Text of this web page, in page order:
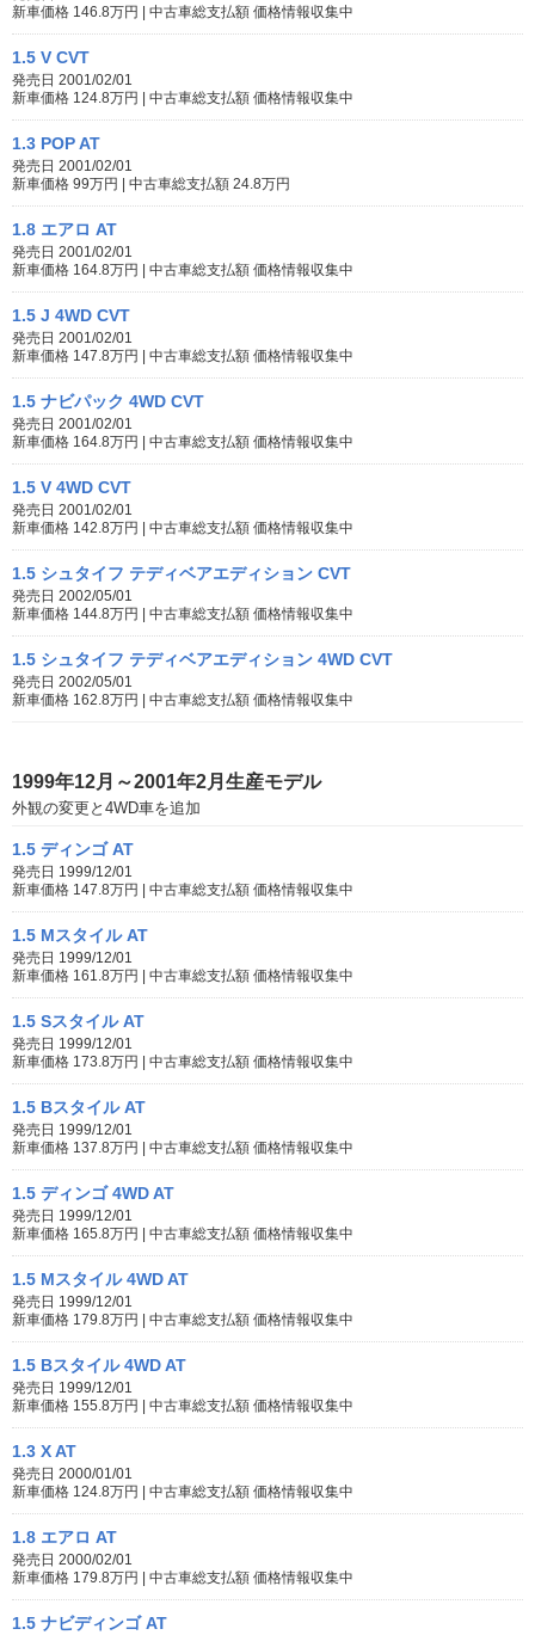
新車価格 146.8万円 | 中古車総支払額 価格情報収集中
1.5 V CVT
発売日 2001/02/01
新車価格 124.8万円 | 中古車総支払額 価格情報収集中
1.3 POP AT
発売日 2001/02/01
新車価格 99万円 | 中古車総支払額 24.8万円
1.8 エアロ AT
発売日 2001/02/01
新車価格 164.8万円 | 中古車総支払額 価格情報収集中
1.5 J 4WD CVT
発売日 2001/02/01
新車価格 147.8万円 | 中古車総支払額 価格情報収集中
1.5 ナビパック 4WD CVT
発売日 2001/02/01
新車価格 164.8万円 | 中古車総支払額 価格情報収集中
1.5 V 4WD CVT
発売日 2001/02/01
新車価格 142.8万円 | 中古車総支払額 価格情報収集中
1.5 シュタイフ テディベアエディション CVT
発売日 2002/05/01
新車価格 144.8万円 | 中古車総支払額 価格情報収集中
1.5 シュタイフ テディベアエディション 4WD CVT
発売日 2002/05/01
新車価格 162.8万円 | 中古車総支払額 価格情報収集中
1999年12月～2001年2月生産モデル
外観の変更と4WD車を追加
1.5 ディンゴ AT
発売日 1999/12/01
新車価格 147.8万円 | 中古車総支払額 価格情報収集中
1.5 Mスタイル AT
発売日 1999/12/01
新車価格 161.8万円 | 中古車総支払額 価格情報収集中
1.5 Sスタイル AT
発売日 1999/12/01
新車価格 173.8万円 | 中古車総支払額 価格情報収集中
1.5 Bスタイル AT
発売日 1999/12/01
新車価格 137.8万円 | 中古車総支払額 価格情報収集中
1.5 ディンゴ 4WD AT
発売日 1999/12/01
新車価格 165.8万円 | 中古車総支払額 価格情報収集中
1.5 Mスタイル 4WD AT
発売日 1999/12/01
新車価格 179.8万円 | 中古車総支払額 価格情報収集中
1.5 Bスタイル 4WD AT
発売日 1999/12/01
新車価格 155.8万円 | 中古車総支払額 価格情報収集中
1.3 X AT
発売日 2000/01/01
新車価格 124.8万円 | 中古車総支払額 価格情報収集中
1.8 エアロ AT
発売日 2000/02/01
新車価格 179.8万円 | 中古車総支払額 価格情報収集中
1.5 ナビディンゴ AT